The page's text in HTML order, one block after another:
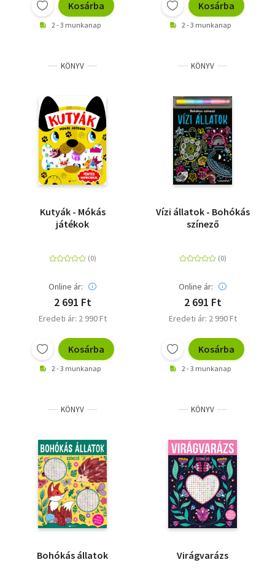
Kosárba
2 - 3 munkanap
Kosárba
2 - 3 munkanap
KÖNYV
Kutyák - Mókás
játékok
Online ár:
2 691 Ft
Eredeti ár: 2 990 Ft
Kosárba
2 - 3 munkanap
KÖNYV
Vízi állatok - Bohókás
színező
Online ár:
2 691 Ft
Eredeti ár: 2 990 Ft
Kosárba
2 - 3 munkanap
KÖNYV
Bohókás állatok
KÖNYV
Virágvarázs